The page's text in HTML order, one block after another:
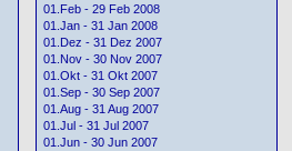
01.Feb - 29 Feb 2008
01.Jan - 31 Jan 2008
01.Dez - 31 Dez 2007
01.Nov - 30 Nov 2007
01.Okt - 31 Okt 2007
01.Sep - 30 Sep 2007
01.Aug - 31 Aug 2007
01.Jul - 31 Jul 2007
01.Jun - 30 Jun 2007